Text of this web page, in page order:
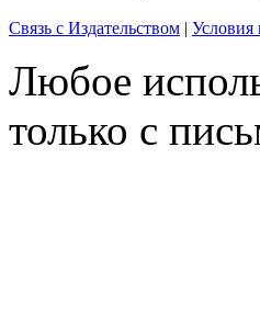
Связь с Издательством | Условия
Любое
только с